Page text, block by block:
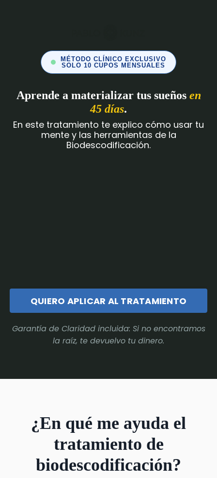
MÉTODO CLÍNICO EXCLUSIVO
SOLO 10 CUPOS MENSUALES
Aprende a materializar tus sueños en
45 días.
En este tratamiento te explico cómo usar tu
mente y las herramientas de la
Biodescodificación.
QUIERO APLICAR AL TRATAMIENTO
Garantía de Claridad incluida: Si no encontramos
la raíz, te devuelvo tu dinero.
¿En qué me ayuda el
tratamiento de
biodescodificación?